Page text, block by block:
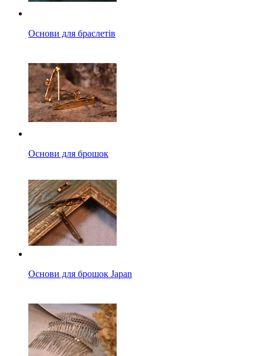
Основи для браслетів
Основи для брошок
Основи для брошок Japan